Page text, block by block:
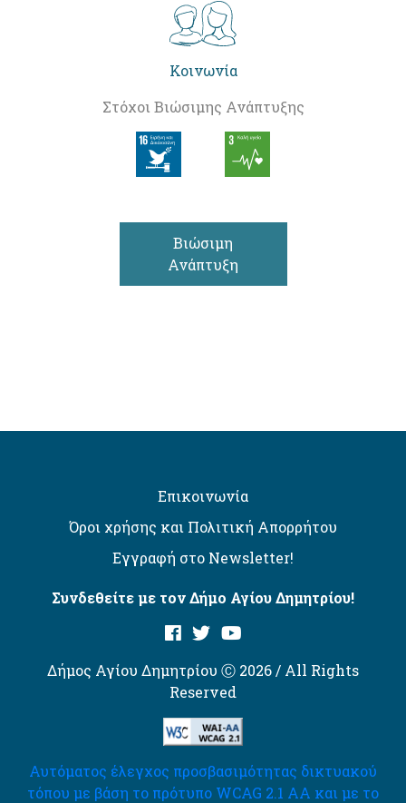
Κοινωνία
Στόχοι Βιώσιμης Ανάπτυξης
Βιώσιμη
Ανάπτυξη
Επικοινωνία
Όροι χρήσης και Πολιτική Απορρήτου
Εγγραφή στο Newsletter!
Συνδεθείτε με τον Δήμο Αγίου Δημητρίου!
Δήμος Αγίου Δημητρίου Ⓒ 2026 / All Rights
Reserved
Αυτόματος έλεγχος προσβασιμότητας δικτυακού
τόπου με βάση το πρότυπο WCAG 2.1 AA και με το